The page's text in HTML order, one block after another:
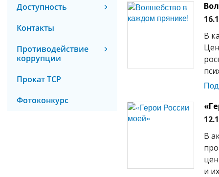
Доступность
Контакты
Противодействие
коррупции
Прокат ТСР
Фотоконкурс
В
В
и